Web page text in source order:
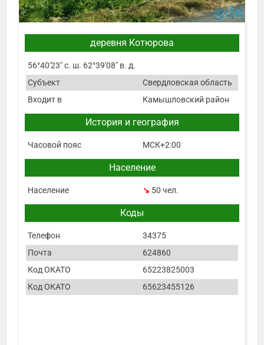
деревня Котюрова
56°40′23″ с. ш. 62°39′08″ в. д.
Субъект
Свердловская область
Входит в
Камышловский район
История и география
Часовой пояс МСК+2:00
Население
Население ↘ 50 чел.
Коды
Телефон
34375
Почта
624860
Код ОКАТО
65223825003
Код ОКАТО
65623455126